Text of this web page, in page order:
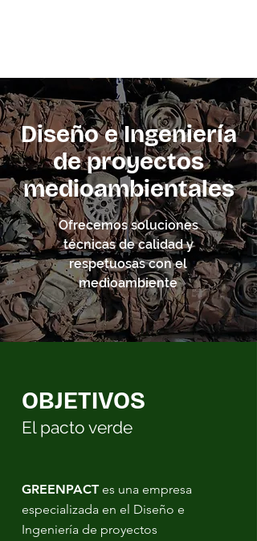
Diseño e Ingeniería
de proyectos
medioambientales
Ofrecemos soluciones
técnicas de calidad y
respetuosas con el
medioambiente
OBJETIVOS
El pacto verde
GREENPACT es una empresa
especializada en el Diseño e
Ingeniería de proyectos